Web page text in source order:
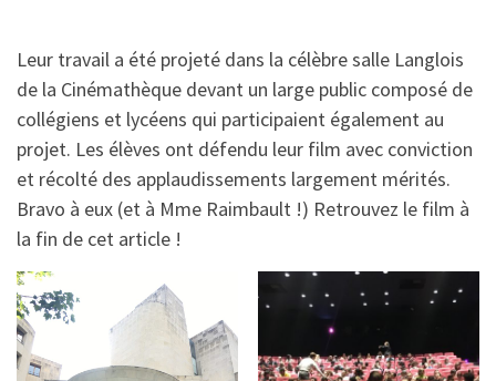
Leur travail a été projeté dans la célèbre salle Langlois
de la Cinémathèque devant un large public composé de
collégiens et lycéens qui participaient également au
projet. Les élèves ont défendu leur film avec conviction
et récolté des applaudissements largement mérités.
Bravo à eux (et à Mme Raimbault !) Retrouvez le film à
la fin de cet article !